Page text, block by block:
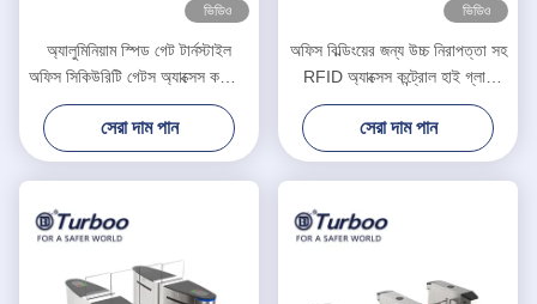
ভিডিও
অ্যালুমিনিয়াম স্পিড গেট টার্নস্টাইল
অফিস সিকিউরিটি গেটস অ্যাক্সেস কন্ট্রোল
পথচারী গেট
সেরা দাম পান
ভিডিও
অফিস বিল্ডিংয়ের জন্য উচ্চ নিরাপত্তা সহ
RFID অ্যাক্সেস কন্ট্রোল হাই গ্লাস
স্পীড গেট টার্নস্টাইল
সেরা দাম পান